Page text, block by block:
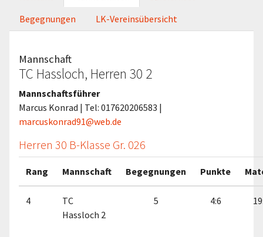
Begegnungen LK-Vereinsübersicht
Mannschaft
TC Hassloch, Herren 30 2
Mannschaftsführer
Marcus Konrad | Tel: 017620206583 |
marcuskonrad91@web.de
Herren 30 B-Klasse Gr. 026
Rang Mannschaft Begegnungen Punkte
4
TC
Hassloch 2
5 4:6